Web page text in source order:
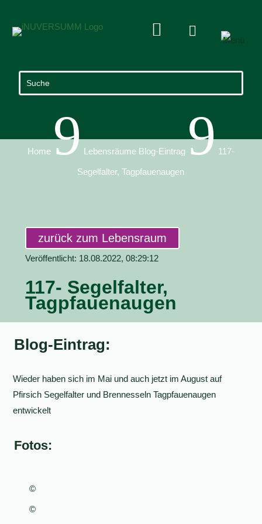
 
Home 9 Lebensräume Blog-Eintrag 9 117-
Segelfalter, Tagpfauenaugen
zurück zum Lebensraum
Veröffentlicht: 18.08.2022, 08:29:12
117- Segelfalter,
Tagpfauenaugen
Blog-Eintrag:
Wieder haben sich im Mai und auch jetzt im August auf
Pfirsich Segelfalter und Brennesseln Tagpfauenaugen
entwickelt
Fotos:
©
©